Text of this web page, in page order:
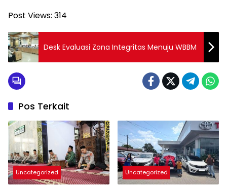
Post Views: 314
Desk Evaluasi Zona Integritas Menuju WBBM
Pos Terkait
Uncategorized Uncategorized